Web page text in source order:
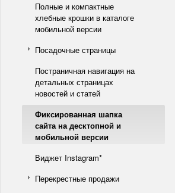
Полные и компактные
хлебные крошки в каталоге
мобильной версии
Посадочные страницы
Постраничная навигация на
детальных страницах
новостей и статей
Фиксированная шапка
сайта на десктопной и
мобильной версии
Виджет Instagram*
Перекрестные продажи